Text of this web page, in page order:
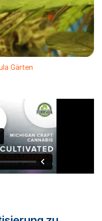
Gärten